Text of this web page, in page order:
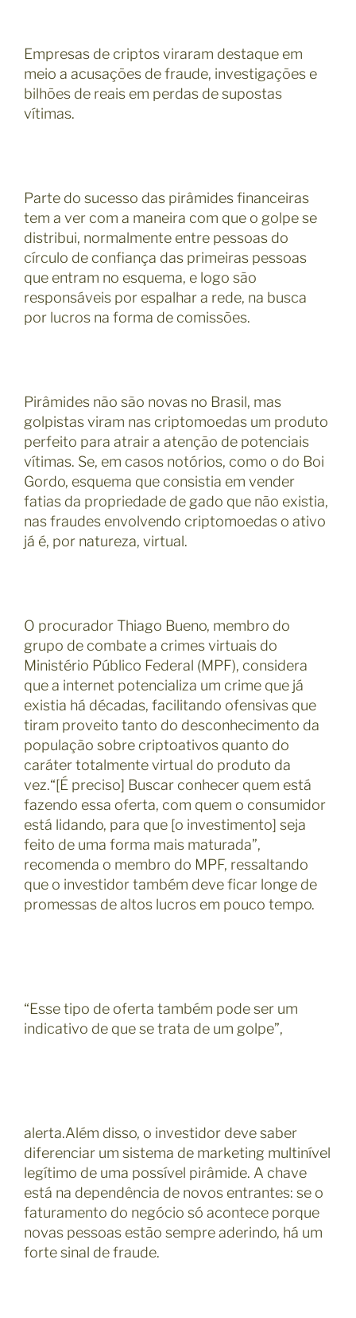
Empresas de criptos viraram destaque em
meio a acusações de fraude, investigações e
bilhões de reais em perdas de supostas
vítimas.
Parte do sucesso das pirâmides financeiras
tem a ver com a maneira com que o golpe se
distribui, normalmente entre pessoas do
círculo de confiança das primeiras pessoas
que entram no esquema, e logo são
responsáveis por espalhar a rede, na busca
por lucros na forma de comissões.
Pirâmides não são novas no Brasil, mas
golpistas viram nas criptomoedas um produto
perfeito para atrair a atenção de potenciais
vítimas. Se, em casos notórios, como o do Boi
Gordo, esquema que consistia em vender
fatias da propriedade de gado que não existia,
nas fraudes envolvendo criptomoedas o ativo
já é, por natureza, virtual.
O procurador Thiago Bueno, membro do
grupo de combate a crimes virtuais do
Ministério Público Federal (MPF), considera
que a internet potencializa um crime que já
existia há décadas, facilitando ofensivas que
tiram proveito tanto do desconhecimento da
população sobre criptoativos quanto do
caráter totalmente virtual do produto da
vez.“[É preciso] Buscar conhecer quem está
fazendo essa oferta, com quem o consumidor
está lidando, para que [o investimento] seja
feito de uma forma mais maturada”,
recomenda o membro do MPF, ressaltando
que o investidor também deve ficar longe de
promessas de altos lucros em pouco tempo.
“Esse tipo de oferta também pode ser um
indicativo de que se trata de um golpe”,
alerta.Além disso, o investidor deve saber
diferenciar um sistema de marketing multinível
legítimo de uma possível pirâmide. A chave
está na dependência de novos entrantes: se o
faturamento do negócio só acontece porque
novas pessoas estão sempre aderindo, há um
forte sinal de fraude.